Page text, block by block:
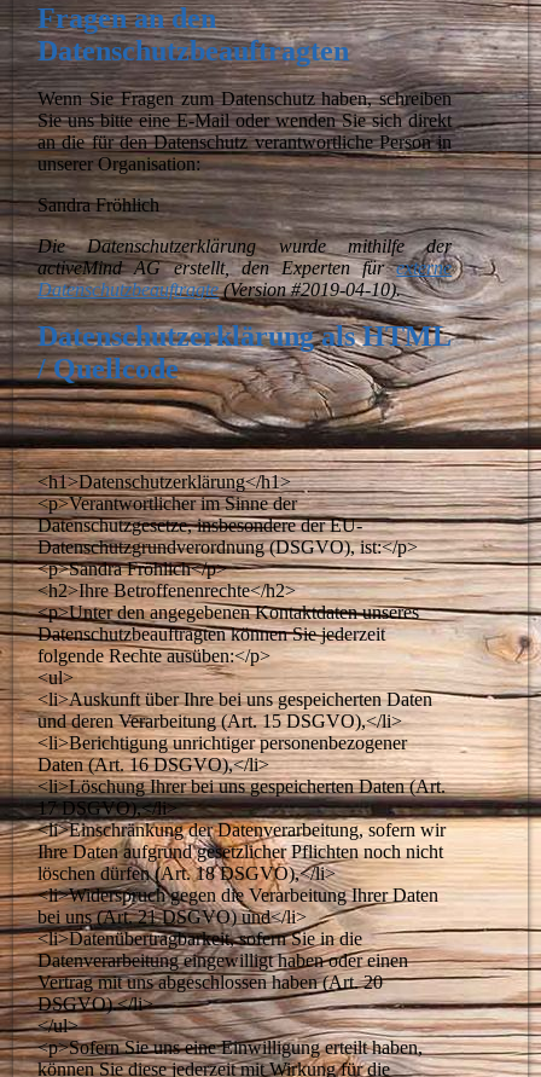
Fragen an den
Datenschutzbeauftragten
Wenn Sie Fragen zum Datenschutz haben, schreiben
Sie uns bitte eine E-Mail oder wenden Sie sich direkt
an die für den Datenschutz verantwortliche Person in
unserer Organisation:
Sandra Fröhlich
Die Datenschutzerklärung wurde mithilfe der
activeMind AG erstellt, den Experten fürexterne
Datenschutzbeauftragte(Version #2019-04-10).
Datenschutzerklärung als HTML
/ Quellcode
<h1>Datenschutzerklärung</h1>
<p>Verantwortlicher im Sinne der
Datenschutzgesetze, insbesondere der EU-
Datenschutzgrundverordnung (DSGVO), ist:</p>
<p>Sandra Fröhlich</p>
<h2>Ihre Betroffenenrechte</h2>
<p>Unter den angegebenen Kontaktdaten unseres
Datenschutzbeauftragten können Sie jederzeit
folgende Rechte ausüben:</p>
<ul>
<li>Auskunft über Ihre bei uns gespeicherten Daten
und deren Verarbeitung (Art. 15 DSGVO),</li>
<li>Berichtigung unrichtiger personenbezogener
Daten (Art. 16 DSGVO),</li>
<li>Löschung Ihrer bei uns gespeicherten Daten (Art.
17 DSGVO),</li>
<li>Einschränkung der Datenverarbeitung, sofern wir
Ihre Daten aufgrund gesetzlicher Pflichten noch nicht
löschen dürfen (Art. 18 DSGVO),</li>
<li>Widerspruch gegen die Verarbeitung Ihrer Daten
bei uns (Art. 21 DSGVO) und</li>
<li>Datenübertragbarkeit, sofern Sie in die
Datenverarbeitung eingewilligt haben oder einen
Vertrag mit uns abgeschlossen haben (Art. 20
DSGVO).</li>
</ul>
<p>Sofern Sie uns eine Einwilligung erteilt haben,
können Sie diese jederzeit mit Wirkung für die